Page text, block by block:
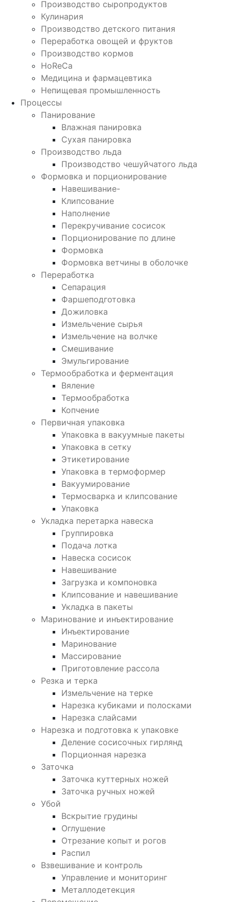
Производство сыропродуктов
Кулинария
Производство детского питания
Переработка овощей и фруктов
Производство кормов
HoReCa
Медицина и фармацевтика
Непищевая промышленность
Процессы
Панирование
Влажная панировка
Сухая панировка
Производство льда
Производство чешуйчатого льда
Формовка и порционирование
Навешивание-
Клипсование
Наполнение
Перекручивание сосисок
Порционирование по длине
Формовка
Формовка ветчины в оболочке
Переработка
Сепарация
Фаршеподготовка
Дожиловка
Измельчение сырья
Измельчение на волчке
Смешивание
Эмульгирование
Термообработка и ферментация
Вяление
Термообработка
Копчение
Первичная упаковка
Упаковка в вакуумные пакеты
Упаковка в сетку
Этикетирование
Упаковка в термоформер
Вакуумирование
Термосварка и клипсование
Упаковка
Укладка перетарка навеска
Группировка
Подача лотка
Навеска сосисок
Навешивание
Загрузка и компоновка
Клипсование и навешивание
Укладка в пакеты
Маринование и инъектирование
Инъектирование
Маринование
Массирование
Приготовление рассола
Резка и терка
Измельчение на терке
Нарезка кубиками и полосками
Нарезка слайсами
Нарезка и подготовка к упаковке
Деление сосисочных гирлянд
Порционная нарезка
Заточка
Заточка куттерных ножей
Заточка ручных ножей
Убой
Вскрытие грудины
Оглушение
Отрезание копыт и рогов
Распил
Взвешивание и контроль
Управление и мониторинг
Металлодетекция